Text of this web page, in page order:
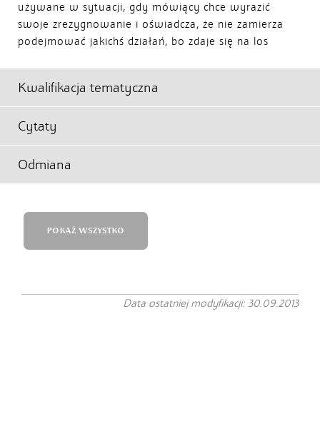
Autorzy
używane w sytuacji, gdy mówiący chce wyrazić
swoje zrezygnowanie i oświadcza, że nie zamierza
podejmować jakichś działań, bo zdaje się na los
Kwalifikacja tematyczna
Cytaty
Odmiana
POKAŻ WSZYSTKO
Data ostatniej modyfikacji: 30.09.2013